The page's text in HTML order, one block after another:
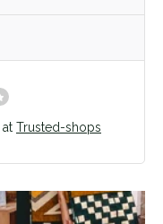
at Trusted-shops